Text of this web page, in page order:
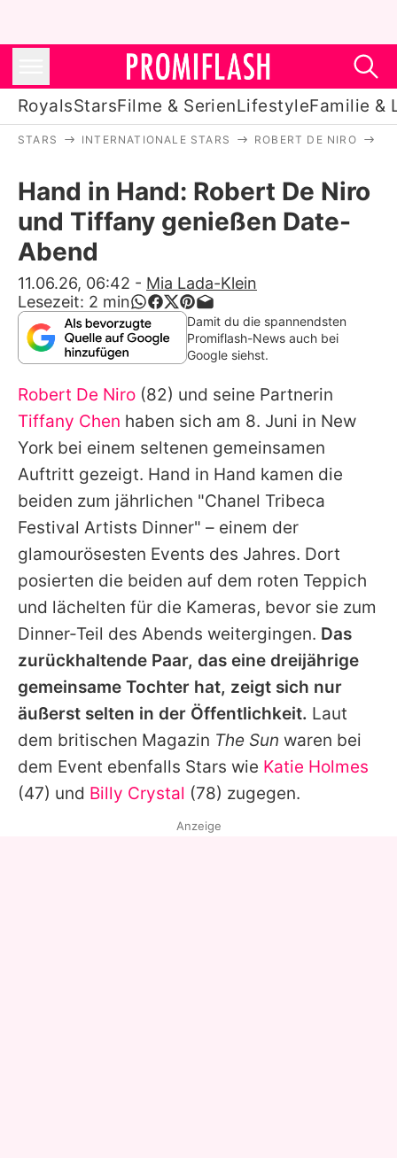
RoyalsStarsFilme & SerienLifestyleFamilie &
Stars
Filme & Serien
Lifestyle
Familie & Liebe
Promiflash Exklusiv
Alle Themen auf Promiflash
Jobs
App runterladen
Team
Redaktionelle Richtlinien
Impressum
Datenschutzerklärung
Nutzungsbedingungen
Utiq verwalten
STARS INTERNATIONALE STARS ROBERT DE NIRO
Hand in Hand: Robert De Niro
und Tiffany genießen Date-
Abend
11.06.26, 06:42 - Mia Lada-Klein
Lesezeit: 2 min
Damit du die spannendsten
Promiflash-News auch bei
Google siehst.
Robert De Niro (82) und seine Partnerin
Tiffany Chen haben sich am 8. Juni in New
York bei einem seltenen gemeinsamen
Auftritt gezeigt. Hand in Hand kamen die
beiden zum jährlichen "Chanel Tribeca
Festival Artists Dinner" – einem der
glamourösesten Events des Jahres. Dort
posierten die beiden auf dem roten Teppich
und lächelten für die Kameras, bevor sie zum
Dinner-Teil des Abends weitergingen. Das
zurückhaltende Paar, das eine dreijährige
gemeinsame Tochter hat, zeigt sich nur
äußerst selten in der Öffentlichkeit. Laut
dem britischen Magazin The Sun waren bei
dem Event ebenfalls Stars wie Katie Holmes
(47) und Billy Crystal (78) zugegen.
Anzeige